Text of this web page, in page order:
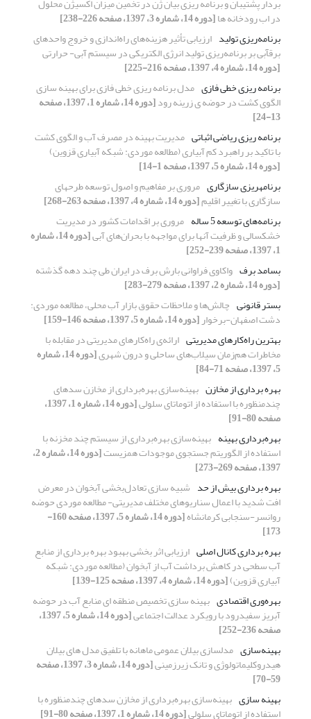
در اب رودخانه ها[دوره 14، شماره 3، 1397، صفحه 226-238]
برنامه‌ریزی تولید ارزیابی تأثیر هزینه‌های راه‌اندازی و خروج واحدهای
برقآبی بر برنامه‌ریزی تولید انرژی الکتریکی در سیستم آبی- حرارتی
[دوره 14، شماره 4، 1397، صفحه 216-225]
برنامه ریزی خطی فازی مدل برنامه ریزی خطی فازی برای بهینه سازی
الگوی کشت در حوضه ی زرینه رود [دوره 14، شماره 1، 1397، صفحه
13-24]
برنامه ریزی ریاضی اثباتی مدیریت بهینه در مصرف آب و الگوی کشت
با تاکید بر راهبرد کم آبیاری (مطالعه موردی: شبکه آبیاری قزوین)
[دوره 14، شماره 5، 1397، صفحه 1-14]
برنامه‏ریزی سازگاری مروری بر مفاهیم و اصول توسعه طرح‏های
سازگاری با تغییر اقلیم[دوره 14، شماره 4، 1397، صفحه 263-268]
برنامه‌های توسعه 5 ساله
مروری بر اقدامات کشور در مدیریت
خشکسالی و ظرفیت آنها برای مواجهه با بحران‌های آبی [دوره 14، شماره
1، 1397، صفحه 239-252]
بسامد برف واکاوی فراوانی بارش برف در ایران طی چند دهه گذشته
[دوره 14، شماره 2، 1397، صفحه 279-283]
بستر قانونی چالش‌ها و ملاحظات حقوق بازار آب محلی، مطالعه موردی:
دشت اصفهان-برخوار[دوره 14، شماره 5، 1397، صفحه 146-159]
بهترین راه‌کارهای مدیریتی ارائه‌ی راه‌کارهای مدیریتی در مقابله با
مخاطرات هم‌زمان سیلاب‌های ساحلی و درون شهری [دوره 14، شماره
5، 1397، صفحه 71-84]
بهره برداری از مخازن بهینه‌سازی بهره‌برداری از مخازن سدهای
چندمنظوره با استفاده از اتوماتای سلولی [دوره 14، شماره 1، 1397،
صفحه 80-91]
بهره‌برداری بهینه بهینه‌سازی بهره‌برداری از سیستم چند مخزنه با
استفاده از الگوریتم جستجوی موجودات همزیست [دوره 14، شماره 2،
1397، صفحه 269-273]
بهره برداری بیش از حد شبیه سازی تعادل‌بخشی آبخوان در معرض
افت شدید با اعمال سناریوهای مختلف مدیریتی- مطالعه موردی حوضه
روانسر-سنجابی کرمانشاه [دوره 14، شماره 5، 1397، صفحه 160-
173]
بهره برداری کانال اصلی ارزیابی اثر بخشی بهبود بهره برداری از منابع
آب سطحی در کاهش برداشت آب از آبخوان (مطالعه موردی: شبکه
آبیاری قزوین)[دوره 14، شماره 4، 1397، صفحه 125-139]
بهره‌وری اقتصادی بهینه سازی تخصیص منطقه ای منابع آب در حوضه
آبریز سفیدرود با رویکرد عدالت اجتماعی [دوره 14، شماره 5، 1397،
صفحه 236-252]
بهینه‌سازی مدلسازی بیلان عمومی ماهانه با تلفیق مدل های بیلان
هیدروکلیماتولوژی و تانک زیرزمینی [دوره 14، شماره 3، 1397، صفحه
59-70]
بهینه سازی بهینه‌سازی بهره‌برداری از مخازن سدهای چندمنظوره با
استفاده از اتوماتای سلولی[دوره 14، شماره 1، 1397، صفحه 80-91]